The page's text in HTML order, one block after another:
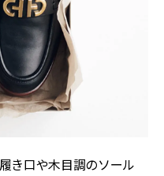
き口や木目調のソール